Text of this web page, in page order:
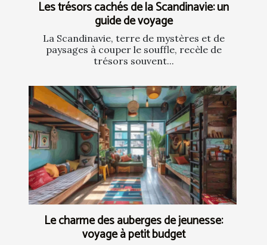
Les trésors cachés de la Scandinavie: un
guide de voyage
La Scandinavie, terre de mystères et de
paysages à couper le souffle, recèle de
trésors souvent...
Le charme des auberges de jeunesse:
voyage à petit budget